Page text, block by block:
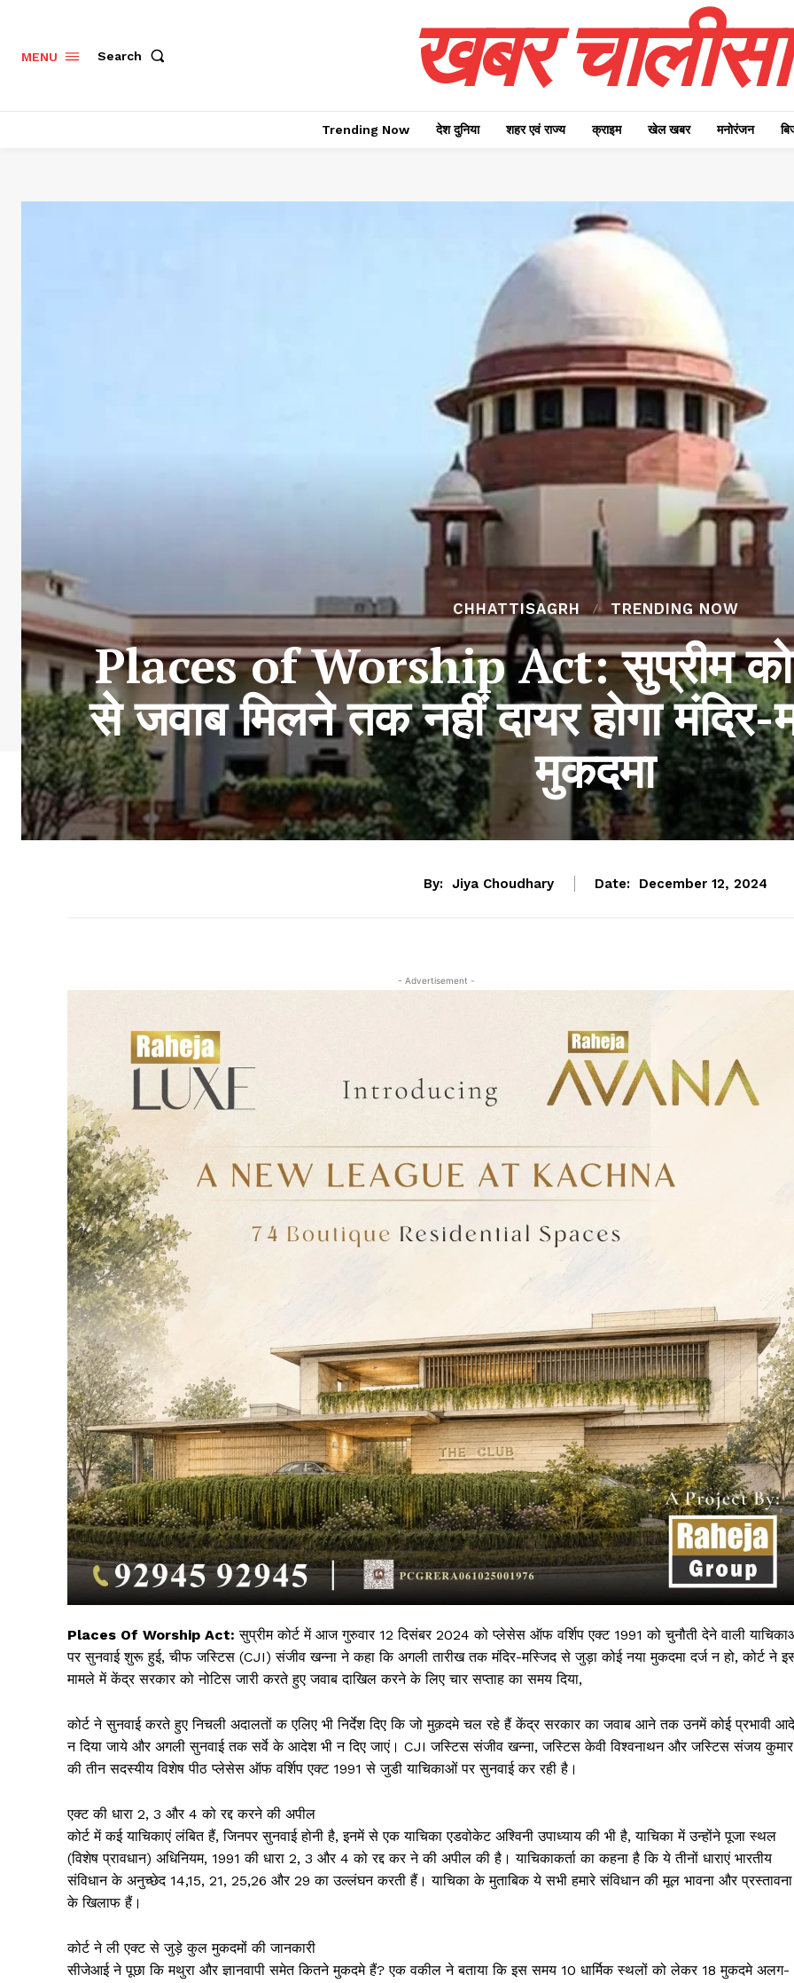
सिर्फ सच !!!
Khabarchalisa
शहर एवं राज्य
MENU Search खबर चालीसा
Trending Now देश दुनिया शहर एवं राज्य क्राइम खेल खबर मनोरंजन
CHHATTISAGRH TRENDING NOW
Places of Worship Act: सुप्रीम
से जवाब मिलने तक नहीं दायर होगा
मुकदमा
By: Jiya Choudhary Date: December 12, 2024
- Advertisement -
Places Of Worship Act: सुप्रीम कोर्ट में आज गुरुवार 12 दिसंबर 2024 को प्लेसेस ऑफ वर्शिप एक्ट 1991 को चुनौती देने वाली
पर सुनवाई शुरू हुई, चीफ जस्टिस (CJI) संजीव खन्ना ने कहा कि अगली तारीख तक मंदिर-मस्जिद से जुड़ा कोई नया मुकदमा दर्ज न हो, कोर्ट ने
मामले में केंद्र सरकार को नोटिस जारी करते हुए जवाब दाखिल करने के लिए चार सप्ताह का समय दिया,
कोर्ट ने सुनवाई करते हुए निचली अदालतों क एलिए भी निर्देश दिए कि जो मुक़दमे चल रहे हैं केंद्र सरकार का जवाब आने तक उनमें कोई प्रभावी
न दिया जाये और अगली सुनवाई तक सर्वे के आदेश भी न दिए जाएं। CJI जस्टिस संजीव खन्ना, जस्टिस केवी विश्वनाथन और जस्टिस संजय कुमार
की तीन सदस्यीय विशेष पीठ प्लेसेस ऑफ वर्शिप एक्ट 1991 से जुडी याचिकाओं पर सुनवाई कर रही है।
एक्ट की धारा 2, 3 और 4 को रद्द करने की अपील
कोर्ट में कई याचिकाएं लंबित हैं, जिनपर सुनवाई होनी है, इनमें से एक याचिका एडवोकेट अश्विनी उपाध्याय की भी है, याचिका में उन्होंने पूजा स्थल
(विशेष प्रावधान) अधिनियम, 1991 की धारा 2, 3 और 4 को रद्द कर ने की अपील की है। याचिकाकर्ता का कहना है कि ये तीनों धाराएं भारतीय
संविधान के अनुच्छेद 14,15, 21, 25,26 और 29 का उल्लंघन करती हैं। याचिका के मुताबिक ये सभी हमारे संविधान की मूल भावना और प्रस्तावना
के खिलाफ हैं।
कोर्ट ने ली एक्ट से जुड़े कुल मुकदमों की जानकारी
सीजेआई ने पूछा कि मथुरा और ज्ञानवापी समेत कितने मुकदमे हैं? एक वकील ने बताया कि इस समय 10 धार्मिक स्थलों को लेकर 18 मुकदमे अलग-